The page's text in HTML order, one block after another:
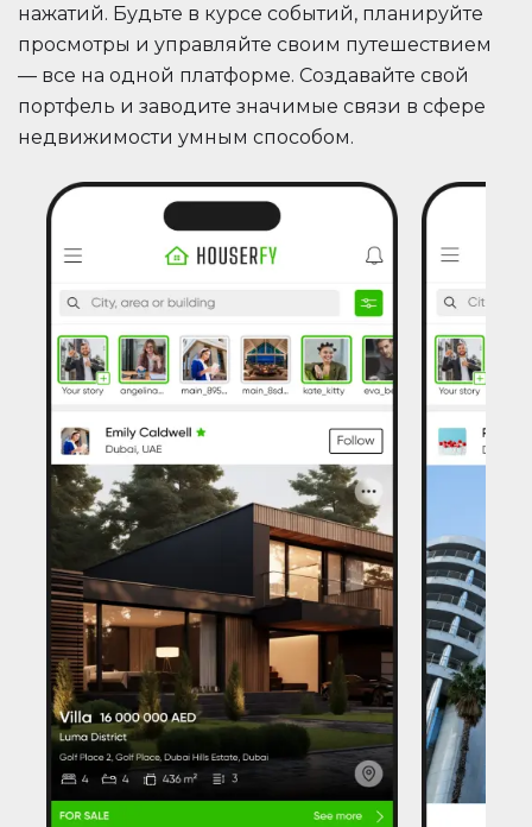
нажатий. Будьте в курсе событий, планируйте
просмотры и управляйте своим путешествием
— все на одной платформе. Создавайте свой
портфель и заводите значимые связи в сфере
недвижимости умным способом.